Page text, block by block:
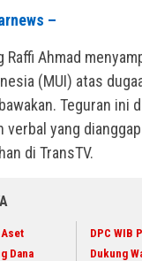
–
Ahmad
(MUI) atas
Teguran
verbal yang
di TransTV.
Dana
DPC WIB
Dukung